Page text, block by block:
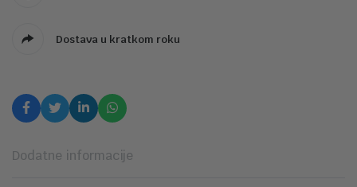
Dostava u kratkom roku
Dodatne informacije